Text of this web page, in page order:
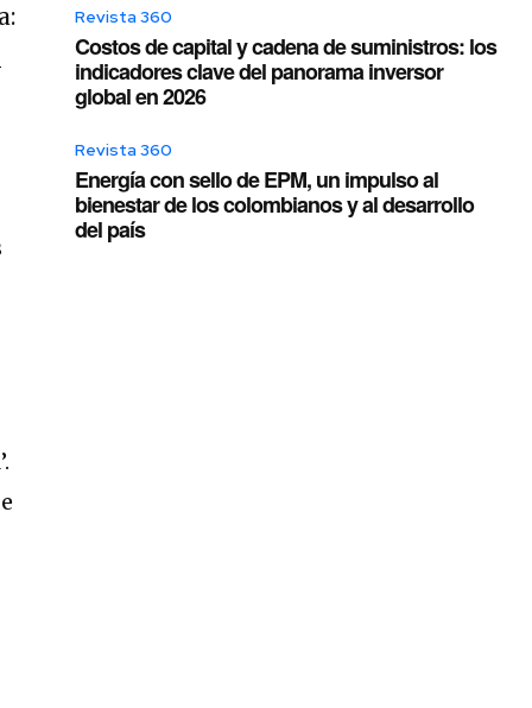
Revista 360
Costos de capital y cadena de suministros: los
indicadores clave del panorama inversor
global en 2026
Revista 360
Energía con sello de EPM, un impulso al
bienestar de los colombianos y al desarrollo
del país